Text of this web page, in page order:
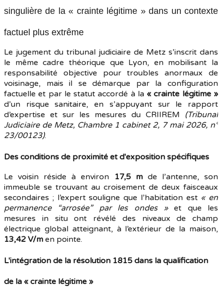
singulière de la « crainte légitime » dans un contexte
factuel plus extrême
Le jugement du tribunal judiciaire de Metz s’inscrit dans
le même cadre théorique que Lyon, en mobilisant la
responsabilité objective pour troubles anormaux de
voisinage, mais il se démarque par la configuration
factuelle et par le statut accordé à la « crainte légitime »
d’un risque sanitaire, en s’appuyant sur le rapport
d’expertise et sur les mesures du CRIIREM (Tribunal
Judiciaire de Metz, Chambre 1 cabinet 2, 7 mai 2026, n°
23/00123).
Des conditions de proximité et d'exposition spécifiques
Le voisin réside à environ
17,5 mde l’antenne, son
immeuble se trouvant au croisement de deux faisceaux
secondaires ; l’expert souligne que l’habitation est « en
permanence “arrosée” par les ondes »et que les
mesures in situ ont révélé des niveaux de champ
électrique global atteignant, à l’extérieur de la maison,
13,42 V/m en pointe.
L'intégration de la résolution 1815 dans la qualification
de la « crainte légitime »